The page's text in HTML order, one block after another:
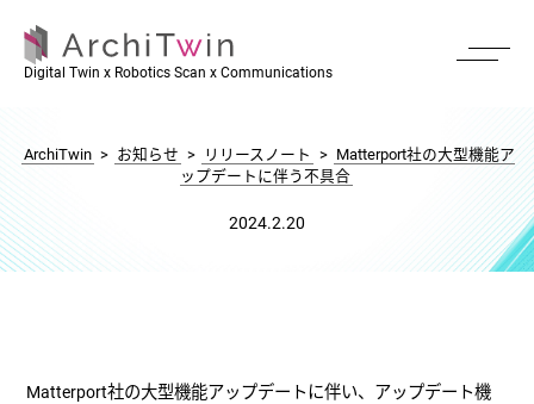
Digital Twin x Robotics Scan x Communications
Matterport社の大型機能アップデートに伴う不具
合
ArchiTwin > お知らせ > リリースノート > Matterport社の大型機能ア
ップデートに伴う不具合
2024.2.20
Matterport社の大型機能アップデートに伴い、アップデート機